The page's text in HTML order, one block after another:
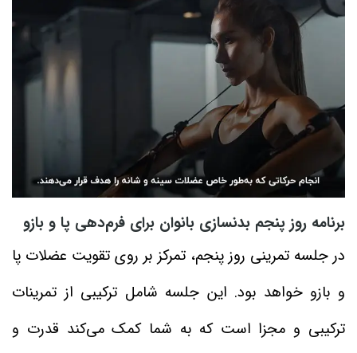
برنامه روز پنجم بدنسازی بانوان برای فرم‌دهی پا و بازو
در جلسه تمرینی روز پنجم، تمرکز بر روی تقویت عضلات پا
و بازو خواهد بود. این جلسه شامل ترکیبی از تمرینات
ترکیبی و مجزا است که به شما کمک می‌کند قدرت و